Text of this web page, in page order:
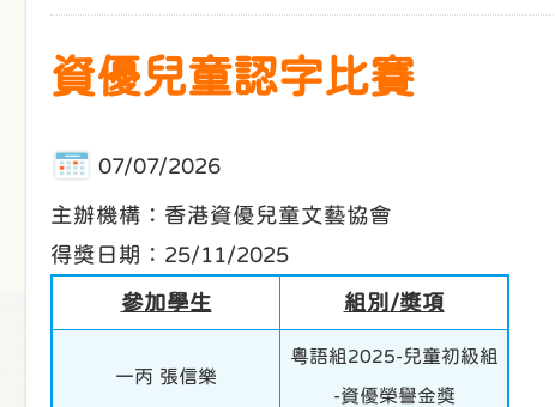
資優兒童認字比賽
07/07/2026
主辦機構：香港資優兒童文藝協會
得獎日期：25/11/2025
參加學生 組別/獎項
一丙 張信樂
粵語組2025-兒童初級組
-資優榮譽金獎